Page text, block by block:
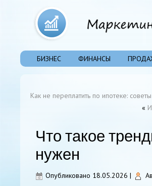
БИЗНЕС ФИНАНСЫ
Как не переплатить по ипотеке:
«
Что такое
нужен
Опубликовано 18.05.2026 |